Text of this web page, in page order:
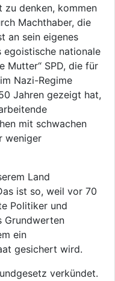
zu denken, kommen
Machthaber, die
an sein eigenes
egoistische nationale
Mutter“ SPD, die für
Nazi-Regime
Jahren gezeigt hat,
mit schwachen
weniger
Land
ist so, weil vor 70
Politiker und
Grundwerten
ein
gesichert wird.
verkündet.